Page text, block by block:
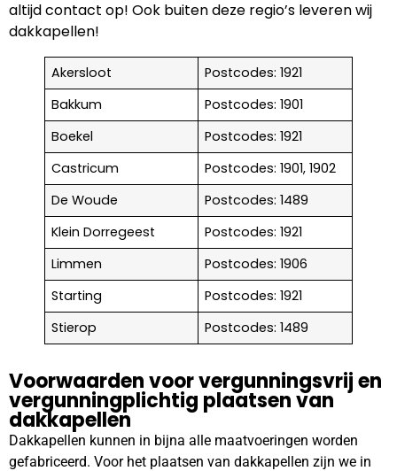
altijd contact op! Ook buiten deze regio’s leveren wij
dakkapellen!
Akersloot
Postcodes: 1921
Bakkum
Postcodes: 1901
Boekel
Postcodes: 1921
Castricum
Postcodes: 1901, 1902
De Woude
Postcodes: 1489
Klein Dorregeest
Postcodes: 1921
Limmen
Postcodes: 1906
Starting
Postcodes: 1921
Stierop
Postcodes: 1489
Voorwaarden voor vergunningsvrij en
vergunningplichtig plaatsen van
dakkapellen
Dakkapellen kunnen in bijna alle maatvoeringen worden
gefabriceerd. Voor het plaatsen van dakkapellen zijn we in